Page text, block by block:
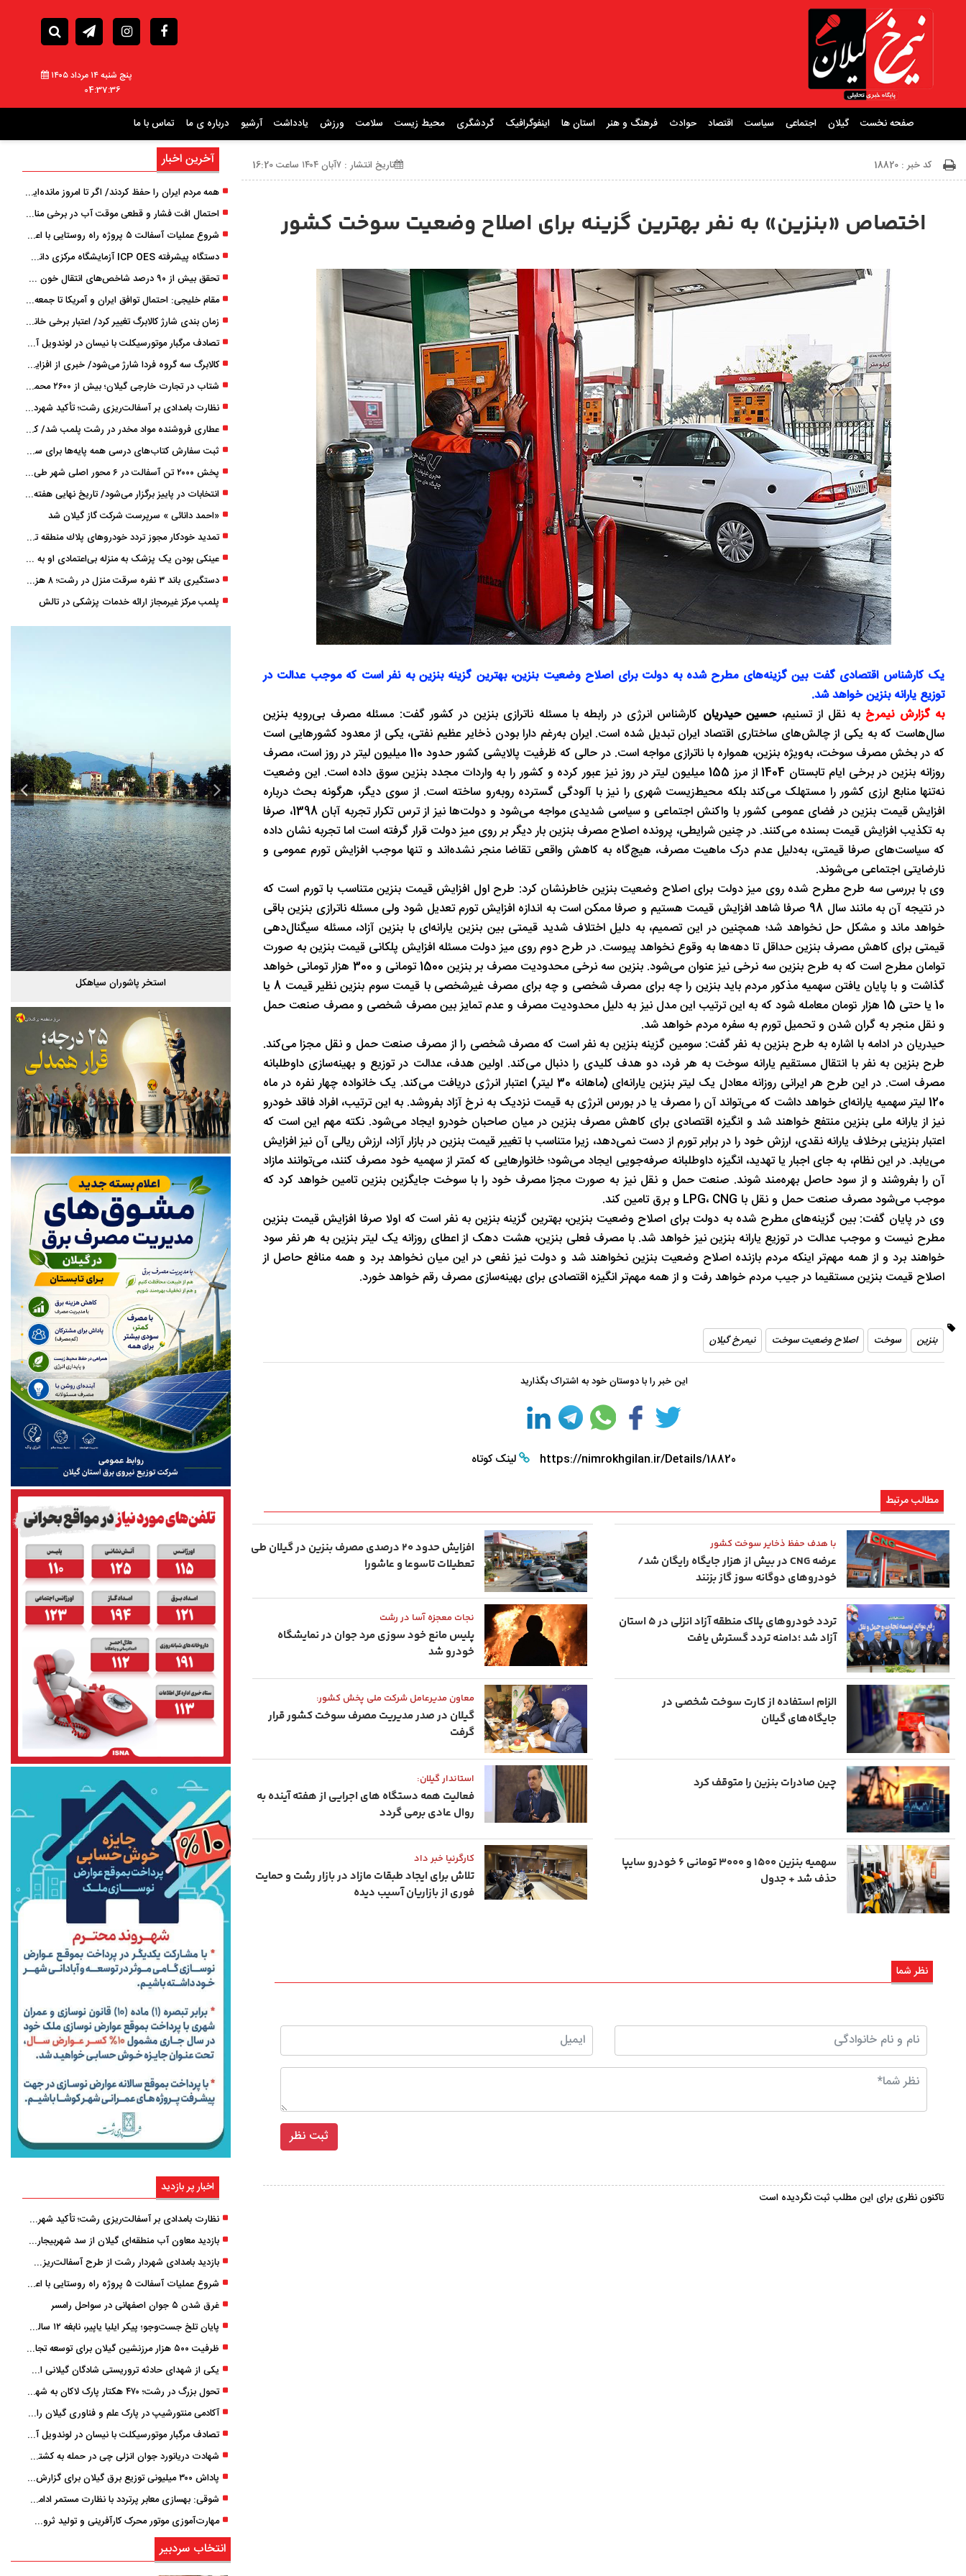
پنج شنبه ۱۴ مرداد ۱۴۰۵
04:37:37
صفحه نخست گیلان اجتماعی سیاست اقتصاد حوادث فرهنگ و هنر استان ها اینفوگرافیک گردشگری محیط زیست سلامت ورزش یادداشت آرشیو درباره ی ما تماس با ما
کد خبر : 18820 تاریخ انتشار : ۷آبان ۱۴۰۴ ساعت 16:20
اختصاص «بنزین» به نفر بهترین گزینه برای اصلاح وضعیت سوخت کشور
یک کارشناس اقتصادی گفت بین گزینه‌های مطرح شده به دولت برای اصلاح وضعیت بنزین، بهترین گزینه بنزین به نفر است که موجب عدالت در
توزیع یارانه بنزین خواهد شد.
به گزارش نیمرخ به نقل از تسنیم،حسین حیدریان کارشناس انرژی در رابطه با مسئله ناترازی بنزین در کشور گفت: مسئله مصرف بی‌رویه بنزین
سال‌هاست که به یکی از چالش‌های ساختاری اقتصاد ایران تبدیل شده است. ایران به‌رغم دارا بودن ذخایر عظیم نفتی، یکی از معدود کشورهایی است
که در بخش مصرف سوخت، به‌ویژه بنزین، همواره با ناترازی مواجه است. در حالی که ظرفیت پالایشی کشور حدود 110 میلیون لیتر در روز است، مصرف
روزانه بنزین در برخی ایام تابستان 1404 از مرز 155 میلیون لیتر در روز نیز عبور کرده و کشور را به واردات مجدد بنزین سوق داده است. این وضعیت
نه‌تنها منابع ارزی کشور را مستهلک می‌کند بلکه محیط‌زیست شهری را نیز با آلودگی گسترده روبه‌رو ساخته است. از سوی دیگر، هرگونه بحث درباره
افزایش قیمت بنزین در فضای عمومی کشور با واکنش اجتماعی و سیاسی شدیدی مواجه می‌شود و دولت‌ها نیز از ترس تکرار تجربه آبان 1398، صرفا
به تکذیب افزایش قیمت بسنده می‌کنند. در چنین شرایطی، پرونده اصلاح مصرف بنزین بار دیگر بر روی میز دولت قرار گرفته است اما تجربه نشان داده
که سیاست‌های صرفا قیمتی، به‌دلیل عدم درک ماهیت مصرف، هیچ‌گاه به کاهش واقعی تقاضا منجر نشده‌اند و تنها موجب افزایش تورم عمومی و
نارضایتی اجتماعی می‌شوند.
وی با بررسی سه طرح مطرح شده روی میز دولت برای اصلاح وضعیت بنزین خاطرنشان کرد: طرح اول افزایش قیمت بنزین متناسب با تورم است که
در نتیجه آن به مانند سال 98 صرفا شاهد افزایش قیمت هستیم و صرفا ممکن است به اندازه افزایش تورم تعدیل شود ولی مسئله ناترازی بنزین باقی
خواهد ماند و مشکل حل نخواهد شد؛ همچنین در این تصمیم، به دلیل اختلاف شدید قیمتی بین بنزین یارانه‌ای با بنزین آزاد، مسئله سیگنال‌دهی
قیمتی برای کاهش مصرف بنزین حداقل تا دهه‌ها به وقوع نخواهد پیوست. در طرح دوم روی میز دولت مسئله افزایش پلکانی قیمت بنزین به صورت
توامان مطرح است که به طرح بنزین سه نرخی نیز عنوان می‌شود. بنزین سه نرخی محدودیت مصرف بر بنزین 1500 تومانی و 300 هزار تومانی خواهد
گذاشت و با پایان یافتن سهمیه مذکور مردم باید بنزین را چه برای مصرف شخصی و چه برای مصرف غیرشخصی با قیمت سوم بنزین نظیر قیمت 8 یا
10 یا حتی 15 هزار تومان معامله شود که به این ترتیب این مدل نیز به دلیل محدودیت مصرف و عدم تمایز بین مصرف شخصی و مصرف صنعت حمل
و نقل منجر به گران شدن و تحمیل تورم به سفره مردم خواهد شد.
حیدریان در ادامه با اشاره به طرح بنزین به نفر گفت: سومین گزینه بنزین به نفر است که مصرف شخصی را از مصرف صنعت حمل و نقل مجزا می‌کند.
طرح بنزین به نفر با انتقال مستقیم یارانه سوخت به هر فرد، دو هدف کلیدی را دنبال می‌کند. اولین هدف، عدالت در توزیع و بهینه‌سازی داوطلبانه
مصرف است. در این طرح هر ایرانی روزانه معادل یک لیتر بنزین یارانه‌ای (ماهانه 30 لیتر) اعتبار انرژی دریافت می‌کند. یک خانواده چهار نفره در ماه
120 لیتر سهمیه یارانه‌ای خواهد داشت که می‌تواند آن را مصرف یا در بورس انرژی به قیمت نزدیک به نرخ آزاد بفروشد. به این ترتیب، افراد فاقد خودرو
نیز از یارانه ملی بنزین منتفع خواهند شد و انگیزه اقتصادی برای کاهش مصرف بنزین در میان صاحبان خودرو ایجاد می‌شود. نکته مهم این است که
اعتبار بنزینی برخلاف یارانه نقدی، ارزش خود را در برابر تورم از دست نمی‌دهد، زیرا متناسب با تغییر قیمت بنزین در بازار آزاد، ارزش ریالی آن نیز افزایش
می‌یابد. در این نظام، به جای اجبار یا تهدید، انگیزه داوطلبانه صرفه‌جویی ایجاد می‌شود؛ خانوارهایی که کمتر از سهمیه خود مصرف کنند، می‌توانند مازاد
آن را بفروشند و از سود حاصل بهره‌مند شوند. صنعت حمل و نقل نیز به صورت مجزا مصرف خود را با سوخت جایگزین بنزین تامین خواهد کرد که
موجب می‌شود مصرف صنعت حمل و نقل با LPG، CNG و برق تامین کند.
وی در پایان گفت: بین گزینه‌های مطرح شده به دولت برای اصلاح وضعیت بنزین، بهترین گزینه بنزین به نفر است که اولا صرفا افزایش قیمت بنزین
مطرح نیست و موجب عدالت در توزیع یارانه بنزین نیز خواهد شد. با مصرف فعلی بنزین، هشت دهک از اعطای روزانه یک لیتر بنزین به هر نفر سود
خواهند برد و از همه مهم‌تر اینکه مردم بازنده اصلاح وضعیت بنزین نخواهند شد و دولت نیز نفعی در این میان نخواهد برد و همه منافع حاصل از
اصلاح قیمت بنزین مستقیما در جیب مردم خواهد رفت و از همه مهم‌تر انگیزه اقتصادی برای بهینه‌سازی مصرف رقم خواهد خورد.
بنزین سوخت اصلاح وضعیت سوخت نیمرخ گیلان
این خبر را با دوستان خود به اشتراک بگذارید
https://nimrokhgilan.ir/Details/18820 لینک کوتاه
مطالب مرتبط
با هدف حفظ ذخایر سوخت کشور
عرضه CNG در بیش از هزار جایگاه رایگان شد/
خودروهای دوگانه ‌سوز گاز بزنند
افزایش حدود ۲۰ درصدی مصرف بنزین در گیلان طی
تعطیلات تاسوعا و عاشورا
تردد خودروهای پلاک منطقه آزاد انزلی در ۵ استان
آزاد شد ؛دامنه تردد گسترش یافت
نجات معجزه آسا در رشت
پلیس مانع خود سوزی مرد جوان در نمایشگاه
خودرو شد
الزام استفاده از کارت سوخت شخصی در
جایگاه‌های گیلان
معاون مدیرعامل شرکت ملی پخش کشور:
گیلان در صدر مدیریت مصرف سوخت کشور قرار
گرفت
چین صادرات بنزین را متوقف کرد استاندار گیلان:
فعالیت همه دستگاه های اجرایی از هفته آینده به
روال عادی برمی گردد
سهمیه بنزین ۱۵۰۰ و ۳۰۰۰ تومانی ۶ خودرو سایپا
حذف شد + جدول
کارگرنیا خبر داد
تلاش برای ایجاد طبقات مازاد در بازار رشت و حمایت
فوری از بازاریان آسیب‌ دیده
نظر شما
تاکنون نظری برای این مطلب ثبت نگردیده است
آخرین اخبار
همه مردم ایران را حفظ کردند/ اگر تا امروز مانده‌ایم، به ‌خاطر مردم نجیب ایران بوده است
احتمال افت فشار و قطعی موقت آب در برخی مناطق گیلان
شروع عملیات آسفالت ۵ پروژه راه ‌روستایی با اعتبار ۳۷۰ میلیاردی در گیلان
دستگاه پیشرفته ICP OES آزمایشگاه مرکزی دانشگاه گیلان دوباره راه‌اندازی شد
تحقق بیش از ۹۰ درصد شاخص‌های انتقال خون گیلان/ نیاز فوری به نوسازی تجهیزات آزمایشگاهی
مقام خلیجی: احتمال توافق ایران و آمریکا تا جمعه 50 درصد است
زمان ‌بندی شارژ کالابرگ تغییر کرد/ اعتبار برخی خانوارها ماه بعد واریز می‌شود
تصادف مرگبار موتورسیکلت با نیسان در لوندویل آستارا/ انتقال مصدوم با اورژانس هوایی به رشت
کالابرگ سه گروه فردا شارژ می‌شود/ خبری از افزایش اعتبار نیست
شتاب در تجارت خارجی گیلان؛ بیش از ۲۶۰۰ محموله زیر ذره‌بین استاندارد
نظارت بامدادی بر آسفالت‌ریزی رشت؛ تأکید شهردار و بازرس کل بر کیفیت اجرای پروژه‌ها
عطاری فروشنده مواد مخدر در رشت پلمب شد/ کشف 8 هزار قرص و 50 لیتر شربت توهم ‌زا
ثبت سفارش کتاب‌های درسی همه پایه‌ها برای سال تحصیلی ۱۴۰۶ ۱۴۰۵ فعال شد
پخش ۲۰۰۰ تن آسفالت در ۶ محور اصلی شهر طی یک شب
انتخابات در پاییز برگزار می‌شود/ تاریخ نهایی هفته آینده اعلام می‌شود
«احمد دانائی » سرپرست شرکت گاز گیلان شد
تمدید خودكار مجوز تردد خودروهای پلاك منطقه تا پایان آذر ۱۴۰۵
عینکی‌ بودن یک پزشک به منزله بی‌اعتمادی او به «لیزیک» است؟
دستگیری باند ۳ نفره سرقت منزل در رشت؛ ۸ هزار دلار و ۹۰ گرم طلا کشف شد
پلمب مرکز غیرمجاز ارائه خدمات پزشکی در تالش
استخر پاشوران سیاهکل پاییز هزار رنگ گیلان شب های همیشه روشن رشت در دل روستاهای گیلان
اخبار پر بازدید
نظارت بامدادی بر آسفالت‌ریزی رشت؛ تأکید شهردار و بازرس کل بر کیفیت اجرای پروژه‌ها
بازدید معاون آب منطقه‌ای گیلان از سد شهربیجار برای تداوم تأمین آب شرب استان
بازدید بامدادی شهردار رشت از طرح آسفالت‌ریزی گسترده در مناطق پنج‌گانه
شروع عملیات آسفالت ۵ پروژه راه ‌روستایی با اعتبار ۳۷۰ میلیاردی در گیلان
غرق شدن ۵ جوان اصفهانی در سواحل رامسر
پایان تلخ جست‌وجو؛ پیکر ایلیا یاپیر، نابغه ۱۲ ساله لاهیجانی پیدا شد
ظرفیت ۵۰۰ هزار مرزنشین گیلان برای توسعه تجارت فعال می‌شود
یکی از شهدای حادثه تروریستی شادگان گیلانی است/ شهادت «سینا سیاه‌ نژاد» در درگیری با اشرار مسلح
تحول بزرگ در رشت؛ ۴۷۰ هکتار پارک لاکان به شهر ملحق می‌شود/ انتقال سند به‌ زودی
آکادمی منتورشیپ در پارک علم و فناوری گیلان راه‌اندازی شد
تصادف مرگبار موتورسیکلت با نیسان در لوندویل آستارا/ انتقال مصدوم با اورژانس هوایی به رشت
شهادت دریانورد جوان انزلی چی در حمله به کشتی تجاری در دریای کاسپین
پاداش ۳۰۰ میلیونی توزیع برق گیلان برای گزارش ماینرهای غیرمجاز
شوقی: بهسازی معابر پرتردد با نظارت مستمر ادامه دارد
مهارت‌آموزی موتور محرک کارآفرینی و تولید ثروت است
انتخاب سردبیر